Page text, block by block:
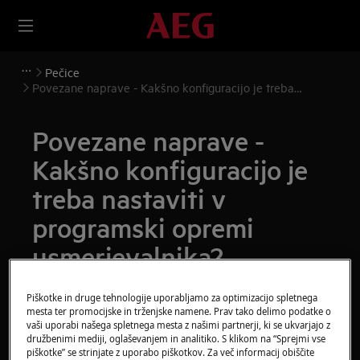
Pečice
Povezane naprave - Kakšno konfiguracijo je treba
Povezane naprave -
Kakšno konfiguracijo je
treba nastaviti v
programski opremi
usmerjevalnika?
Rešitev
Vprašanje:
Piškotke in druge tehnologije uporabljamo za optimizacijo spletnega
mesta ter promocijske in trženjske namene. Prav tako delimo podatke o
vaši uporabi našega spletnega mesta z našimi partnerji, ki se ukvarjajo z
družbenimi mediji, oglaševanjem in analitiko. S klikom na “Sprejmi vse
piškotke” se strinjate z uporabo piškotkov. Za več informacij obiščite